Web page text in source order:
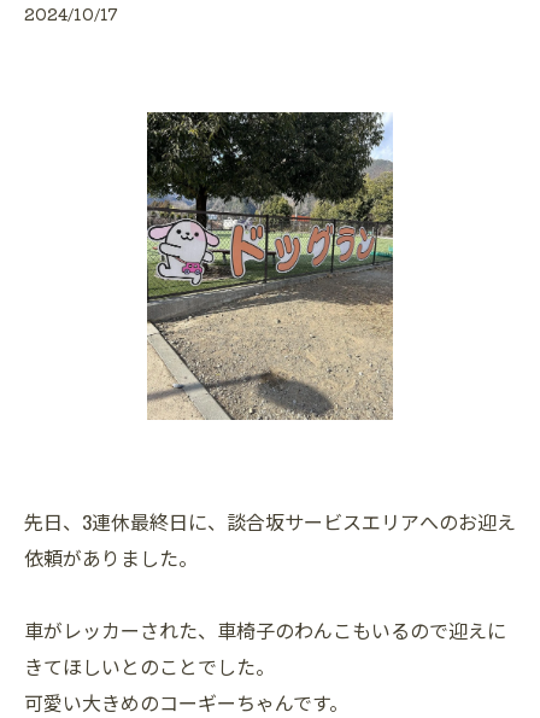
2024/10/17
先日、3連休最終日に、談合坂サービスエリアへのお迎え
依頼がありました。
車がレッカーされた、車椅子のわんこもいるので迎えに
きてほしいとのことでした。
可愛い大きめのコーギーちゃんです。